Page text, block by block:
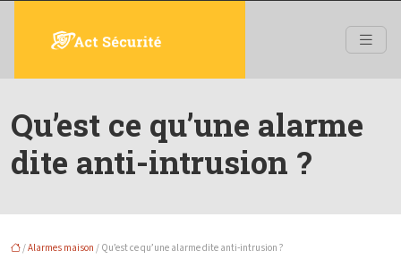
Qu’est ce qu’une alarme
dite anti-intrusion ?
/Alarmes maison / Qu’est ce qu’une alarme dite anti-intrusion ?